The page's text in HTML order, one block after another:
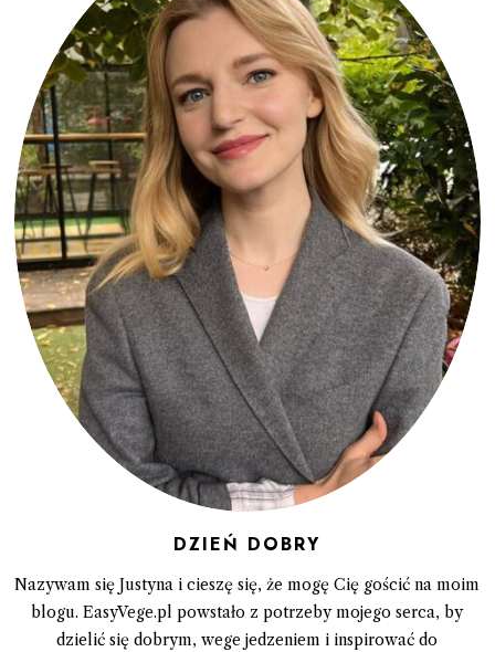
DZIEŃ DOBRY
Nazywam się Justyna i cieszę się, że mogę Cię gościć na moim
blogu. EasyVege.pl powstało z potrzeby mojego serca, by
dzielić się dobrym, wege jedzeniem i inspirować do